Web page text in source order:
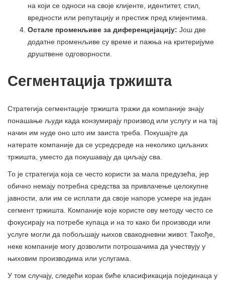
на који се односи на своје клијенте, идентитет, стил,
вредности или репутацију и престиж пред клијентима.
Остале променљиве за диференцијацију: Још две
додатне променљиве су време и пажња на критеријуме
друштвене одговорности.
Сегментација тржишта
Стратегија сегментације тржишта тражи да компаније знају
понашање људи када конзумирају производ или услугу и на тај
начин им нуде оно што им заиста треба. Покушајте да
натерате компаније да се усредсреде на неколико циљаних
тржишта, уместо да покушавају да циљају сва.
То је стратегија која се често користи за мала предузећа, јер
обично немају потребна средства за привлачење целокупне
јавности, али им се исплати да своје напоре усмере на један
сегмент тржишта. Компаније које користе ову методу често се
фокусирају на потребе купаца и на то како би производи или
услуге могли да побољшају њихов свакодневни живот. Такође,
неке компаније могу дозволити потрошачима да учествују у
њиховим производима или услугама.
У том случају, следећи корак биће класификација појединаца у